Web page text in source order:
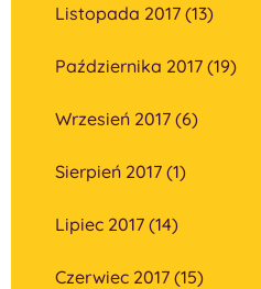
Listopada 2017 (13)
Października 2017 (19)
Wrzesień 2017 (6)
Sierpień 2017 (1)
Lipiec 2017 (14)
Czerwiec 2017 (15)